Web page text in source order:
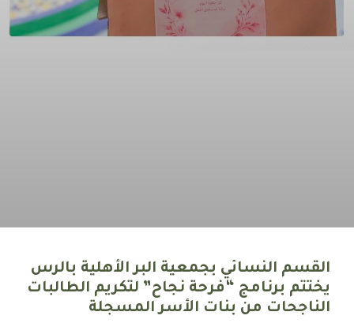
القسم النسائي بجمعية البر الأهلية بالرس
يختتم برنامج “فرحة نجاح” لتكريم الطالبات
الناجحات من بنات الأسر المسجلة